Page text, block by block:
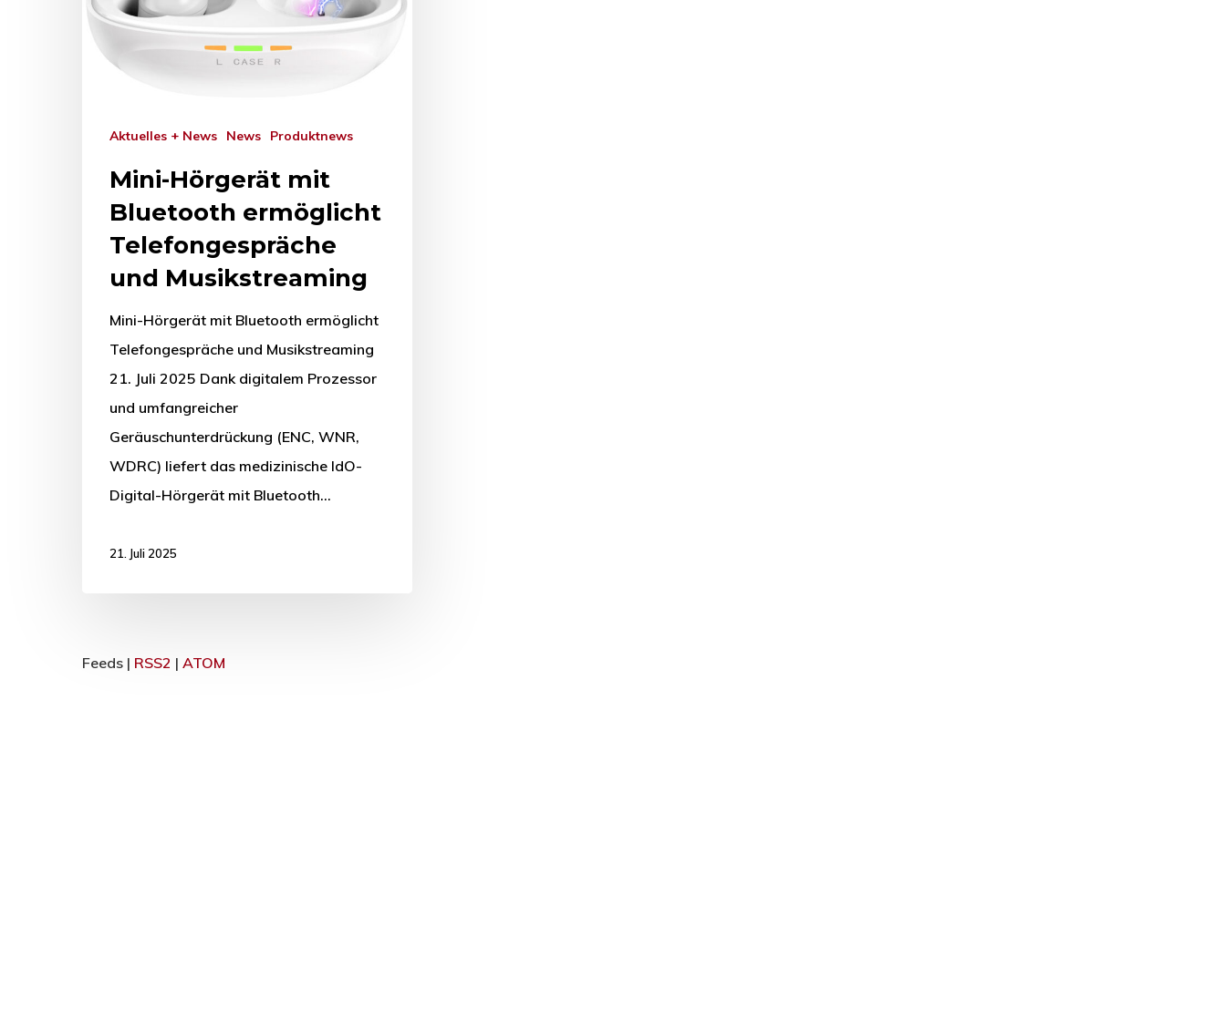
Aktuelles + News News Produktnews
Mini-Hörgerät mit
Bluetooth ermöglicht
Telefongespräche
und Musikstreaming
Mini-Hörgerät mit Bluetooth ermöglicht
Telefongespräche und Musikstreaming
21. Juli 2025 Dank digitalem Prozessor
und umfangreicher
Geräuschunterdrückung (ENC, WNR,
WDRC) liefert das medizinische IdO-
Digital-Hörgerät mit Bluetooth…
21. Juli 2025
Feeds | RSS2 | ATOM